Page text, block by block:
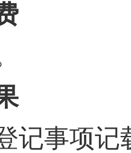
记事项记